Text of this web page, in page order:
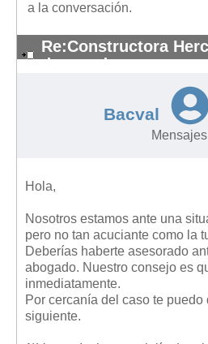
a la conversación.
Re:Constructora
de acredores
Bacval
Hola,
Nosotros estamos ante una
pero no tan acuciante como la
Deberías haberte asesorado
abogado. Nuestro consejo es
inmediatamente.
Por cercanía del caso te puedo
siguiente.